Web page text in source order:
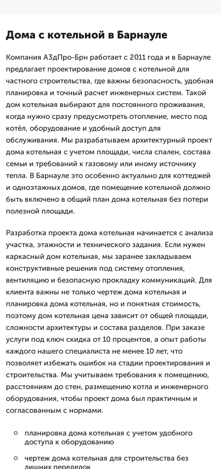
Дома с котельной в Барнауле
Компания А3дПро-Брн работает с 2011 года и в Барнауле
предлагает проектирование домов с котельной для
частного строительства, где важны безопасность, удобная
планировка и точный расчет инженерных систем. Такой
дом котельная выбирают для постоянного проживания,
когда нужно сразу предусмотреть отопление, место под
котёл, оборудование и удобный доступ для
обслуживания. Мы разрабатываем архитектурный проект
дома котельная с учетом площади, числа спален, состава
семьи и требований к газовому или иному источнику
тепла. В Барнауле это особенно актуально для коттеджей
и одноэтажных домов, где помещение котельной должно
быть включено в общий план дома котельная без потери
полезной площади.
Разработка проекта дома котельная начинается с анализа
участка, этажности и технического задания. Если нужен
каркасный дом котельная, мы заранее закладываем
конструктивные решения под систему отопления,
вентиляцию и безопасную прокладку коммуникаций. Для
клиента важны не только чертеж дома котельная и
планировка дома котельная, но и понятная стоимость,
поэтому дом котельная цена зависит от общей площади,
сложности архитектуры и состава разделов. При заказе
услуги под ключ скидка от 10 процентов, а опыт работы
каждого нашего специалиста не менее 10 лет, что
позволяет избежать ошибок на стадии проектирования и
строительства. Мы учитываем требования к помещению,
расстояниям до стен, размещению котла и инженерного
оборудования, чтобы проект дома был практичным и
согласованным с нормами.
планировка дома котельная с учетом удобного
доступа к оборудованию
чертеж дома котельная для строительства без
лишних переделок